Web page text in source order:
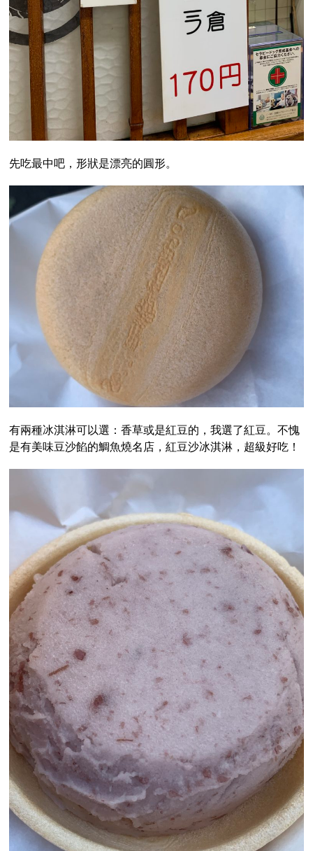
先吃最中吧，形狀是漂亮的圓形。
有兩種冰淇淋可以選：香草或是紅豆的，我選了紅豆。不愧
是有美味豆沙餡的鯛魚燒名店，紅豆沙冰淇淋，超級好吃！